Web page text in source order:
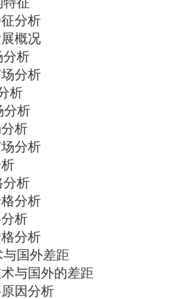
分析
概况
分析
分析
析
分析
析
分析
分析
分析
析
分析
国外差距
与国外的差距
因分析